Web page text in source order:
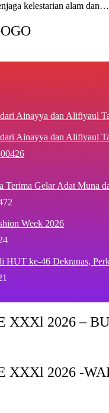
kelestarian alam dan…
Ainayya dan Alifiyaul
Terima Gelar Adat Muna
Week 2026
HUT ke-46 Dekranas,
XXXl 2026 –
XXXl 2026 -